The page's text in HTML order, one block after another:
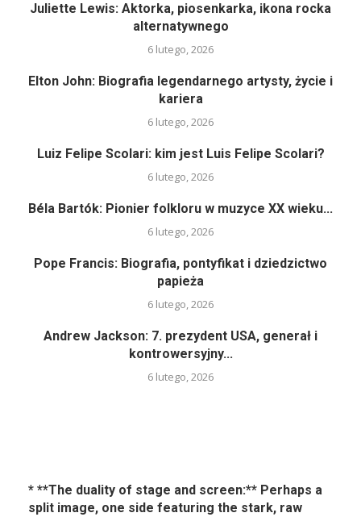
Juliette Lewis: Aktorka, piosenkarka, ikona rocka
alternatywnego
6 lutego, 2026
Elton John: Biografia legendarnego artysty, życie i
kariera
6 lutego, 2026
Luiz Felipe Scolari: kim jest Luis Felipe Scolari?
6 lutego, 2026
Béla Bartók: Pionier folkloru w muzyce XX wieku...
6 lutego, 2026
Pope Francis: Biografia, pontyfikat i dziedzictwo
papieża
6 lutego, 2026
Andrew Jackson: 7. prezydent USA, generał i
kontrowersyjny...
6 lutego, 2026
* **The duality of stage and screen:** Perhaps a
split image, one side featuring the stark, raw